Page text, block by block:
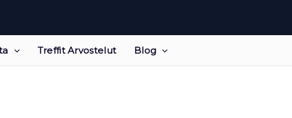
Treffit Arvostelut Blog